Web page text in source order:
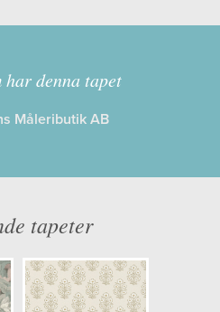
Charm
10,05 x 0,53
8172
S5010-B10G
har denna tapet
Måleributik AB
tapeter